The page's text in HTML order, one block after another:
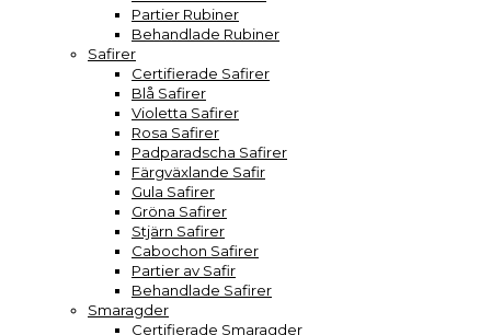
Partier Rubiner
Behandlade Rubiner
Safirer
Certifierade Safirer
Blå Safirer
Violetta Safirer
Rosa Safirer
Padparadscha Safirer
Färgväxlande Safir
Gula Safirer
Gröna Safirer
Stjärn Safirer
Cabochon Safirer
Partier av Safir
Behandlade Safirer
Smaragder
Certifierade Smaragder